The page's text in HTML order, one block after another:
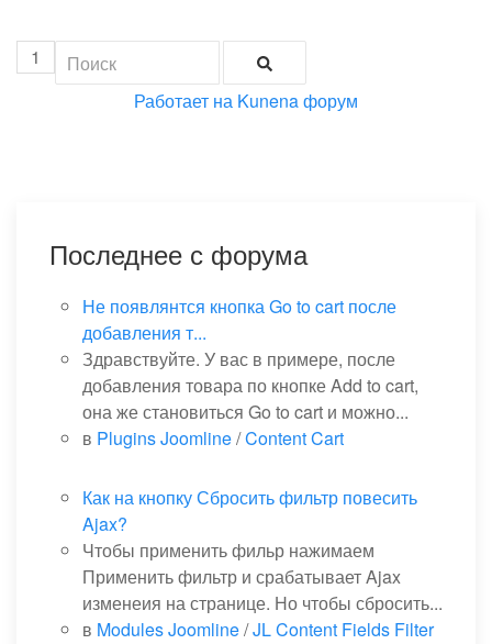
1
Работает на Kunena форум
Последнее с форума
Не появлянтся кнопка Go to cart после
добавления т...
Здравствуйте. У вас в примере, после
добавления товара по кнопке Add to cart,
она же становиться Go to cart и можно...
в Plugins Joomline/Content Cart
Как на кнопку Сбросить фильтр повесить
Ajax?
Чтобы применить фильр нажимаем
Применить фильтр и срабатывает Ajax
изменеия на странице. Но чтобы сбросить...
в Modules Joomline/JL Content Fields Filter